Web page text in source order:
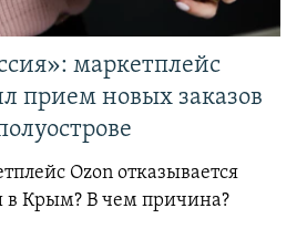
маркетплейс
прием новых заказов
Ozon отказывается
в Крым? В чем причина?